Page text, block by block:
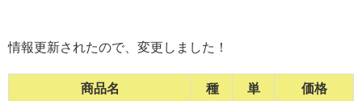
情報更新されたので、変更しました！
商品名
種
単
価格